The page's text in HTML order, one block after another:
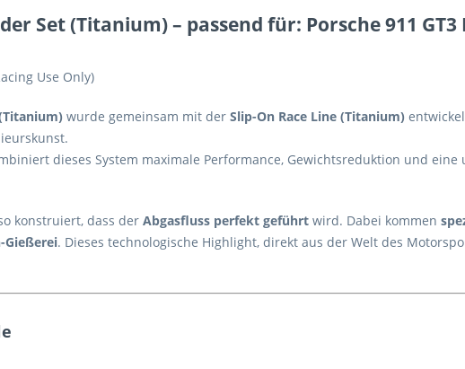
Set (Titanium) – passend für: Porsche 911 GT3
Use Only)
wurde gemeinsam mit der Slip-On Race Line (Titanium)
dieses System maximale Performance, Gewichtsreduktion und
konstruiert, dass der Abgasfluss perfekt geführt wird. Dabei kommen
Gießerei. Dieses technologische Highlight, direkt aus der Welt des